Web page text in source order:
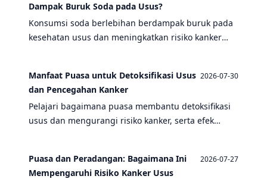
Dampak Buruk Soda pada Usus?
Konsumsi soda berlebihan berdampak buruk pada
kesehatan usus dan meningkatkan risiko kanker
Manfaat Puasa untuk Detoksifikasi Usus
dan Pencegahan Kanker
2026-07-30
Pelajari bagaimana puasa membantu detoksifikasi
usus dan mengurangi risiko kanker, serta efek
Puasa dan Peradangan: Bagaimana Ini
Mempengaruhi Risiko Kanker Usus
2026-07-27